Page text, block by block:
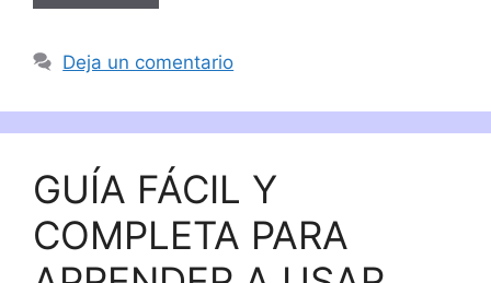
Deja un comentario
GUÍA FÁCIL Y
COMPLETA PARA